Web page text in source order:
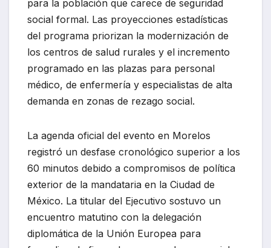
para la población que carece de seguridad
social formal. Las proyecciones estadísticas
del programa priorizan la modernización de
los centros de salud rurales y el incremento
programado en las plazas para personal
médico, de enfermería y especialistas de alta
demanda en zonas de rezago social.
La agenda oficial del evento en Morelos
registró un desfase cronológico superior a los
60 minutos debido a compromisos de política
exterior de la mandataria en la Ciudad de
México. La titular del Ejecutivo sostuvo un
encuentro matutino con la delegación
diplomática de la Unión Europea para